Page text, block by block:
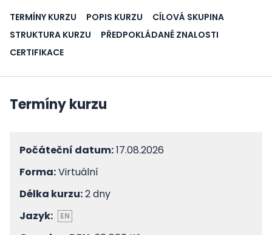
TERMÍNY KURZU POPIS KURZU
CÍLOVÁ SKUPINA
STRUKTURA KURZU
PŘEDPOKLÁDANÉ ZNALOSTI
CERTIFIKACE
Termíny kurzu
Počáteční datum:17.08.2026
Forma:Virtuální
Délka kurzu:2 dny
Jazyk:
EN